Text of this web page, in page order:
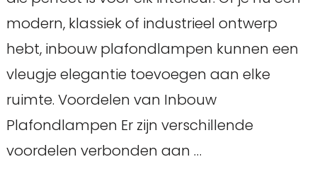
modern, klassiek of industrieel ontwerp
hebt, inbouw plafondlampen kunnen een
vleugje elegantie toevoegen aan elke
ruimte. Voordelen van Inbouw
Plafondlampen Er zijn verschillende
voordelen verbonden aan …